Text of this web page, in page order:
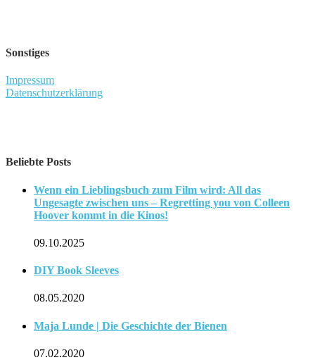
Sonstiges
Impressum
Datenschutzerklärung
Beliebte Posts
Wenn ein Lieblingsbuch zum Film wird: All das
Ungesagte zwischen uns – Regretting you von Colleen
Hoover kommt in die Kinos!
09.10.2025
DIY Book Sleeves
08.05.2020
Maja Lunde | Die Geschichte der Bienen
07.02.2020